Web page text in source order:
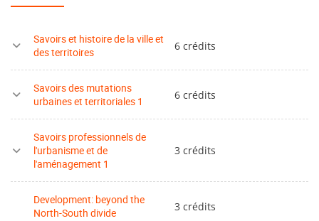
Savoirs et histoire de la ville et
des territoires
6 crédits
Savoirs des mutations
urbaines et territoriales 1
6 crédits
Savoirs professionnels de
l'urbanisme et de
l'aménagement 1
3 crédits
Development: beyond the
North-South divide
3 crédits